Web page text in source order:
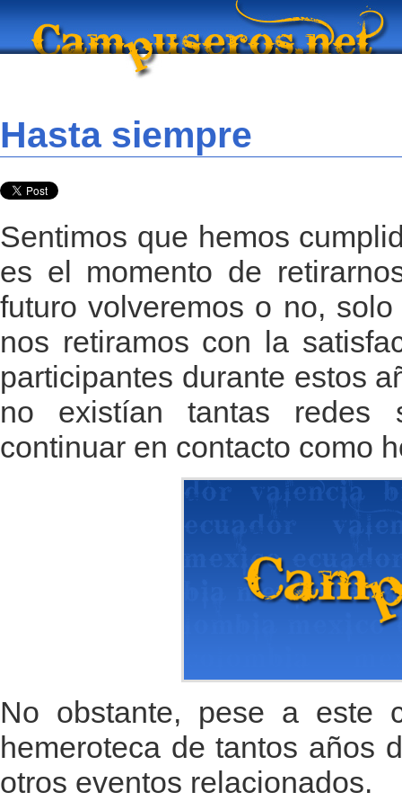
Hasta siempre
Sentimos que hemos
es el momento de
futuro volveremos o no,
nos retiramos con la
participantes durante estos
no existían tantas redes
continuar en contacto como
No obstante, pese a este
hemeroteca de tantos años
otros eventos relacionados.